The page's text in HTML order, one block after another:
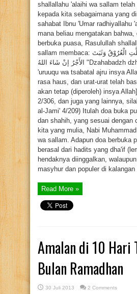
shallallahu 'alaihi wa sallam telah
kepada kita sebagaimana yang
sahabat Ibnu 'Umar radhiyallahu
mana beliau mengatakan bahwa,
berbuka puasa, Rasulullah
sallam membaca: ذَهَبَ الظَّمَأُ، وَابْتَلَّتِ الْعُرُوْقُ وَثَبَتَ
الأَجْرُ إنْ شَاءَ اللهُ "Dzahabadzh dzhama'u wabtalatil
'uruuqu wa tsabatal ajru insya
rasa haus, dan urat-urat telah
akan tetap (diperoleh) insya
2/306, dan juga yang lainnya,
al-Jami' 4/209) Itulah doa buka
dan shahih, yang sesuai dengan
kita yang mulia, Nabi
wa sallam. Adapun doa berbuka
berasal dari hadits yang dha'if
hendaknya diinggalkan,
masyhur dan populer di
Read More »
Amalan di 10 Hari
Bulan Ramadhan
30 Juli 2013 2 Comments